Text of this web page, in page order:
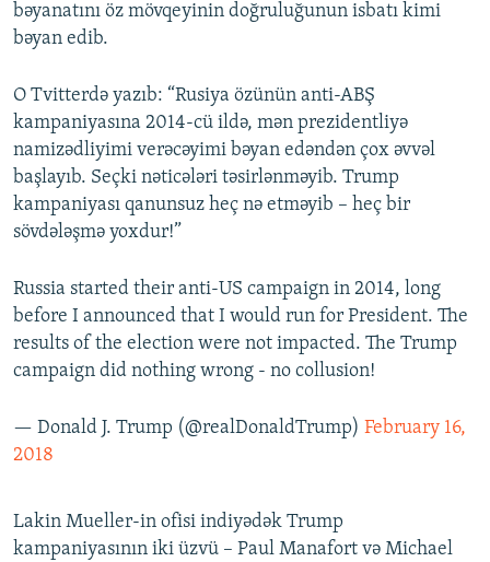
bəyanatını öz mövqeyinin doğruluğunun isbatı kimi
bəyan edib.
O Tvitterdə yazıb: “Rusiya özünün anti-ABŞ
kampaniyasına 2014-cü ildə, mən prezidentliyə
namizədliyimi verəcəyimi bəyan edəndən çox əvvəl
başlayıb. Seçki nəticələri təsirlənməyib. Trump
kampaniyası qanunsuz heç nə etməyib – heç bir
sövdələşmə yoxdur!”
Russia started their anti-US campaign in 2014, long
before I announced that I would run for President. The
results of the election were not impacted. The Trump
campaign did nothing wrong - no collusion!
— Donald J. Trump (@realDonaldTrump) February 16,
2018
Lakin Mueller-in ofisi indiyədək Trump
kampaniyasının iki üzvü – Paul Manafort və Michael